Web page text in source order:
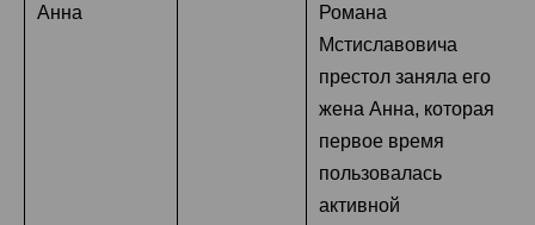
Анна
Романа
Мстиславовича
престол заняла его
жена Анна, которая
первое время
пользовалась
активной